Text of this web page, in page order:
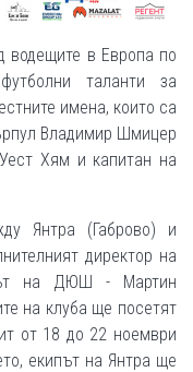
водещите в Европа по
таланти за
имена, които са
Владимир Шмицер
Хям и капитан на
Янтра (Габрово) и
директор на
на ДЮШ - Мартин
на клуба ще посетят
от 18 до 22 ноември
екипът на Янтра ще